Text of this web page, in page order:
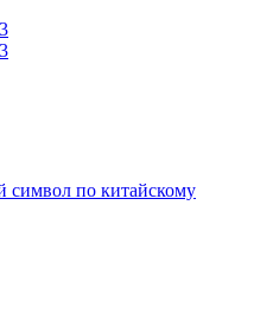
символ по китайскому